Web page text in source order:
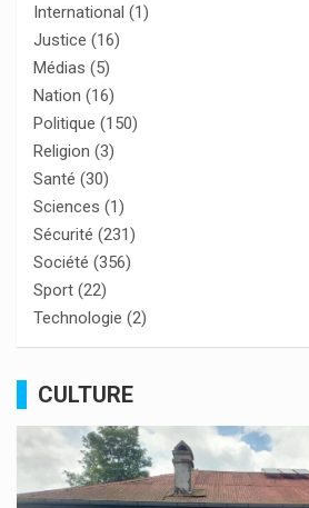
International (1)
Justice (16)
Médias (5)
Nation (16)
Politique (150)
Religion (3)
Santé (30)
Sciences (1)
Sécurité (231)
Société (356)
Sport (22)
Technologie (2)
CULTURE